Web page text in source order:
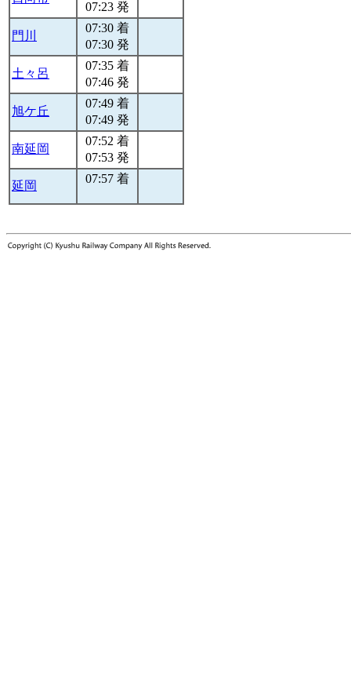
07:23 発
門川
07:30 着
07:30 発
土々呂
07:35 着
07:46 発
旭ケ丘
07:49 着
07:49 発
南延岡
07:52 着
07:53 発
延岡
07:57 着